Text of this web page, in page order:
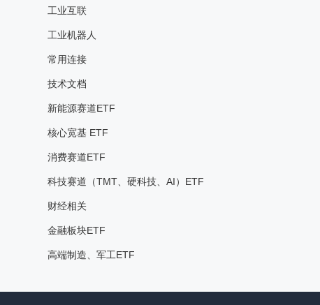
工业互联
工业机器人
常用连接
技术文档
新能源赛道ETF
核心宽基 ETF
消费赛道ETF
科技赛道（TMT、硬科技、AI）ETF
财经相关
金融板块ETF
高端制造、军工ETF